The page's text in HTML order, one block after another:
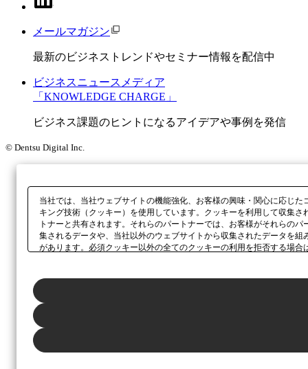
メールマガジン
最新のビジネストレンドやセミナー情報を配信中
ビジネスニュースメディア
「KNOWLEDGE CHARGE」
ビジネス課題のヒントになるアイデアや事例を発信
© Dentsu Digital Inc.
当社では、当社ウェブサイトの機能強化、お客様の興味・関心に応じ
キング技術（クッキー）を使用しています。クッキーを利用して収集
トナーと共有されます。それらのパートナーでは、お客様がそれらの
集されるデータや、当社以外のウェブサイトから収集されたデータを
があります。必須クッキー以外の全てのクッキーの利用を拒否する場